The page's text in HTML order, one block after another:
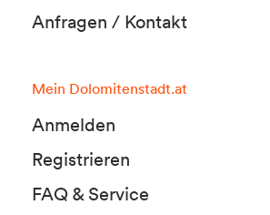
Anfragen / Kontakt
Mein Dolomitenstadt.at
Anmelden
Registrieren
FAQ & Service